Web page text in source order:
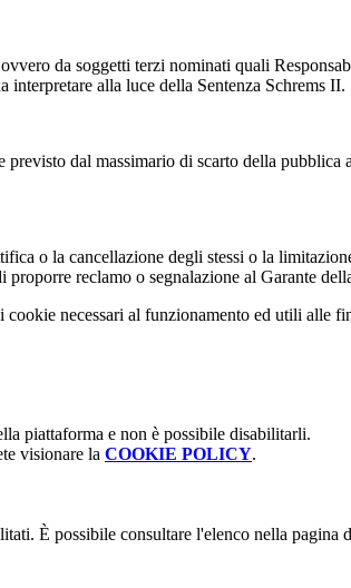
da soggetti terzi nominati quali
alla luce della Sentenza Schrems II.
dal massimario di scarto della
o la cancellazione degli stessi o la
reclamo o segnalazione al Garante
necessari al funzionamento ed utili alle
piattaforma e non è possibile disabilitarli.
visionare la COOKIE POLICY.
È possibile consultare l'elenco nella pagina